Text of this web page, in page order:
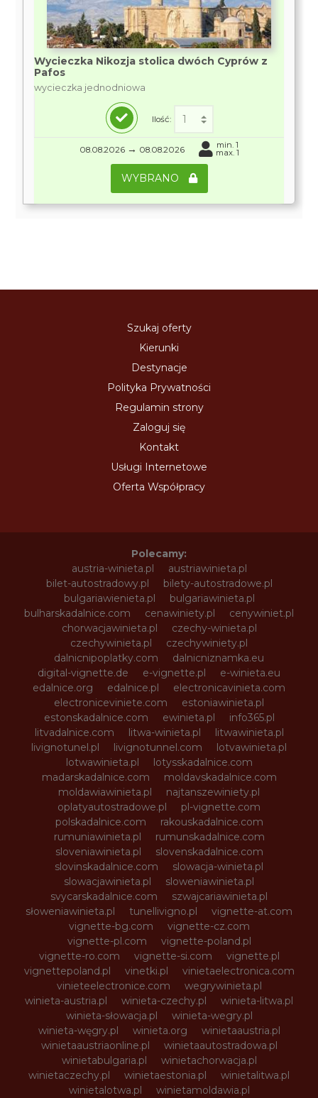
Wycieczka Nikozja stolica dwóch Cyprów z
Pafos
wycieczka jednodniowa
Ilość:
08.08.2026 → 08.08.2026 min. 1
max. 1
WYBRANO
Szukaj oferty
Kierunki
Destynacje
Polityka Prywatności
Regulamin strony
Zaloguj się
Kontakt
Usługi Internetowe
Oferta Współpracy
Polecamy:
austria-winieta.pl
austriawinieta.pl
bilet-autostradowy.pl
bilety-autostradowe.pl
bulgariawienieta.pl
bulgariawinieta.pl
bulharskadalnice.com
cenawiniety.pl
cenywiniet.pl
chorwacjawinieta.pl
czechy-winieta.pl
czechywinieta.pl
czechywiniety.pl
dalnicnipoplatky.com
dalnicniznamka.eu
digital-vignette.de
e-vignette.pl
e-winieta.eu
edalnice.org
edalnice.pl
electronicavinieta.com
electroniceviniete.com
estoniawinieta.pl
estonskadalnice.com
ewinieta.pl
info365.pl
litvadalnice.com
litwa-winieta.pl
litwawinieta.pl
livignotunel.pl
livignotunnel.com
lotvawinieta.pl
lotwawinieta.pl
lotysskadalnice.com
madarskadalnice.com
moldavskadalnice.com
moldawiawinieta.pl
najtanszewiniety.pl
oplatyautostradowe.pl
pl-vignette.com
polskadalnice.com
rakouskadalnice.com
rumuniawinieta.pl
rumunskadalnice.com
sloveniawinieta.pl
slovenskadalnice.com
slovinskadalnice.com
slowacja-winieta.pl
slowacjawinieta.pl
sloweniawinieta.pl
svycarskadalnice.com
szwajcariawinieta.pl
słoweniawinieta.pl
tunellivigno.pl
vignette-at.com
vignette-bg.com
vignette-cz.com
vignette-pl.com
vignette-poland.pl
vignette-ro.com
vignette-si.com
vignette.pl
vignettepoland.pl
vinetki.pl
vinietaelectronica.com
vinieteelectronice.com
wegrywinieta.pl
winieta-austria.pl
winieta-czechy.pl
winieta-litwa.pl
winieta-słowacja.pl
winieta-wegry.pl
winieta-węgry.pl
winieta.org
winietaaustria.pl
winietaaustriaonline.pl
winietaautostradowa.pl
winietabulgaria.pl
winietachorwacja.pl
winietaczechy.pl
winietaestonia.pl
winietalitwa.pl
winietalotwa.pl
winietamoldawia.pl